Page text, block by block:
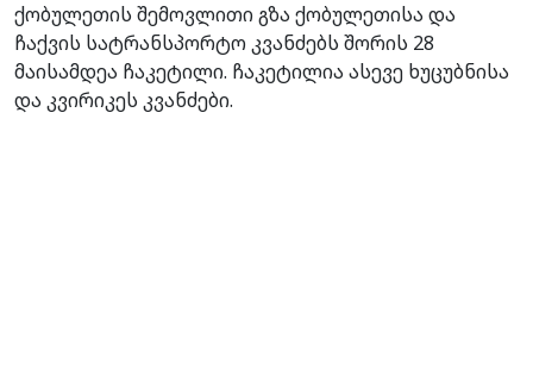
ქობულეთის შემოვლითი გზა ქობულეთისა და
ჩაქვის სატრანსპორტო კვანძებს შორის 28
მაისამდეა ჩაკეტილი. ჩაკეტილია ასევე ხუცუბნისა
და კვირიკეს კვანძები.